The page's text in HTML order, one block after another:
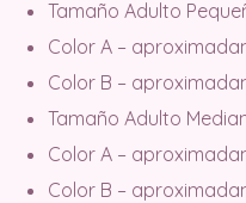
Tamaño Adulto
Color A –
Color B –
Tamaño Adulto
Color A –
Color B –